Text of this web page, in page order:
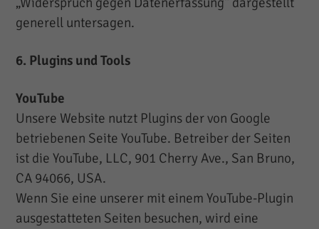
generell untersagen.
6. Plugins und Tools
YouTube
Unsere Website nutzt Plugins der von Google
betriebenen Seite YouTube. Betreiber der Seiten
ist die YouTube, LLC, 901 Cherry Ave., San Bruno,
CA 94066, USA.
Wenn Sie eine unserer mit einem YouTube-Plugin
ausgestatteten Seiten besuchen, wird eine